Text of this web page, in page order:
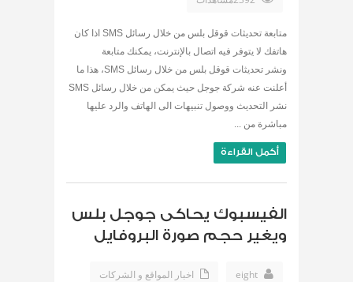
متابعة تحديثات قوقل بلس من خلال رسائل SMS اذا كان
هاتفك لا يتوفر فيه اتصال بالإنترنت، يمكنك متابعة
ونشر تحديثات قوقل بلس من خلال رسائل SMS، هذا ما
أعلنت عنه شركة جوجل حيث يمكن من خلال رسائل SMS
نشر التحديث ووصول تنبيهات الى الهاتف والرد عليها
مباشرة من ...
أكمل القراءة
الفيسبوك يحاكى جوجل بلس
ويغير حجم صورة البروفايل
eight
اخبار المواقع و الشركات